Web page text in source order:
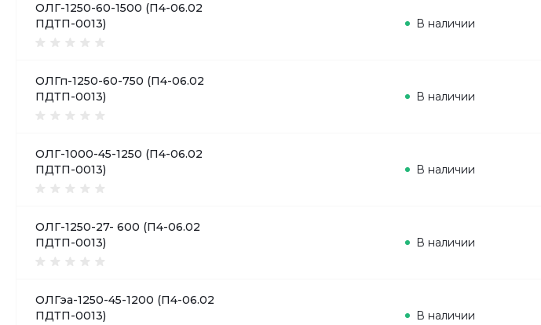
ОЛГ-1250-60-1500 (П4-06.02
ПДТП-0013)
В наличии
ОЛГп-1250-60-750 (П4-06.02
ПДТП-0013)
В наличии
ОЛГ-1000-45-1250 (П4-06.02
ПДТП-0013)
В наличии
ОЛГ-1250-27- 600 (П4-06.02
ПДТП-0013)
В наличии
ОЛГэа-1250-45-1200 (П4-06.02
ПДТП-0013)
В наличии